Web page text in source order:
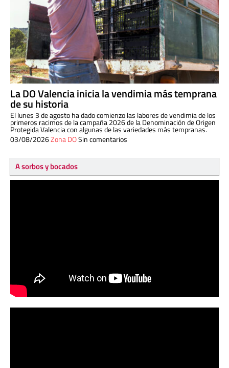
La DO Valencia inicia la vendimia más temprana
de su historia
El lunes 3 de agosto ha dado comienzo las labores de vendimia de los
primeros racimos de la campaña 2026 de la Denominación de Origen
Protegida Valencia con algunas de las variedades más tempranas.
03/08/2026Zona DOSin comentarios
A sorbos y bocados